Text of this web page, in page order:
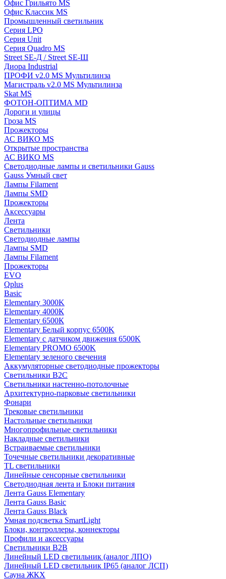
Офис Грильято MS
Офис Классик MS
Промышленный светильник
Серия LPO
Серия Unit
Серия Quadro MS
Street SE-Д / Street SE-Ш
Диора Industrial
ПРОФИ v2.0 MS Мультилинза
Магистраль v2.0 MS Мультилинза
Skat MS
ФОТОН-ОПТИМА MD
Дороги и улицы
Гроза MS
Прожекторы
АС ВИКО MS
Открытые пространства
АС ВИКО MS
Светодиодные лампы и светильники Gauss
Gauss Умный свет
Лампы Filament
Лампы SMD
Прожекторы
Аксессуары
Лента
Светильники
Светодиодные лампы
Лампы SMD
Лампы Filament
Прожекторы
EVO
Qplus
Basic
Elementary 3000K
Elementary 4000К
Elementary 6500К
Elementary Белый корпус 6500K
Elementary с датчиком движения 6500K
Elementary PROMO 6500K
Elementary зеленого свечения
Аккумуляторные светодиодные прожекторы
Светильники B2C
Светильники настенно-потолочные
Архитектурно-парковые светильники
Фонари
Трековые светильники
Настольные светильники
Многопрофильные светильники
Накладные светильники
Встраиваемые светильники
Точечные светильники декоративные
TL светильники
Линейные сенсорные светильники
Светодиодная лента и Блоки питания
Лента Gauss Elementary
Лента Gauss Basic
Лента Gauss Black
Умная подсветка SmartLight
Блоки, контроллеры, коннекторы
Профили и аксессуары
Светильники B2B
Линейный LED светильник (аналог ЛПО)
Линейный LED светильник IP65 (аналог ЛСП)
Сауна ЖКХ